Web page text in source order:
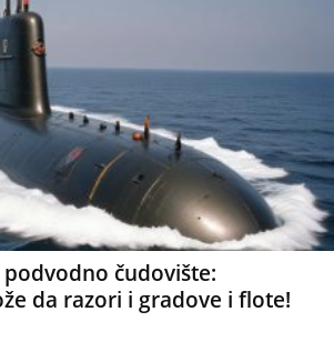
čudovište:
da razori i gradove i flote!